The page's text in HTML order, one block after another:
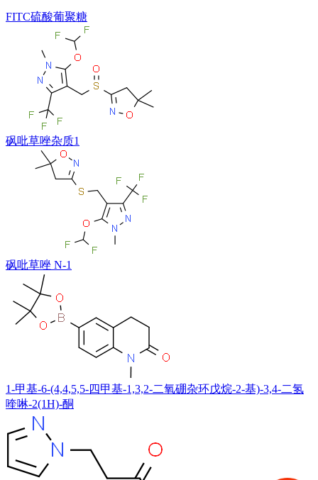
FITC硫酸葡聚糖
砜吡草唑杂质1
砜吡草唑 N-1
1-甲基-6-(4,4,5,5-四甲基-1,3,2-二氧硼杂环戊烷-2-基)-3,4-二氢
喹啉-2(1H)-酮